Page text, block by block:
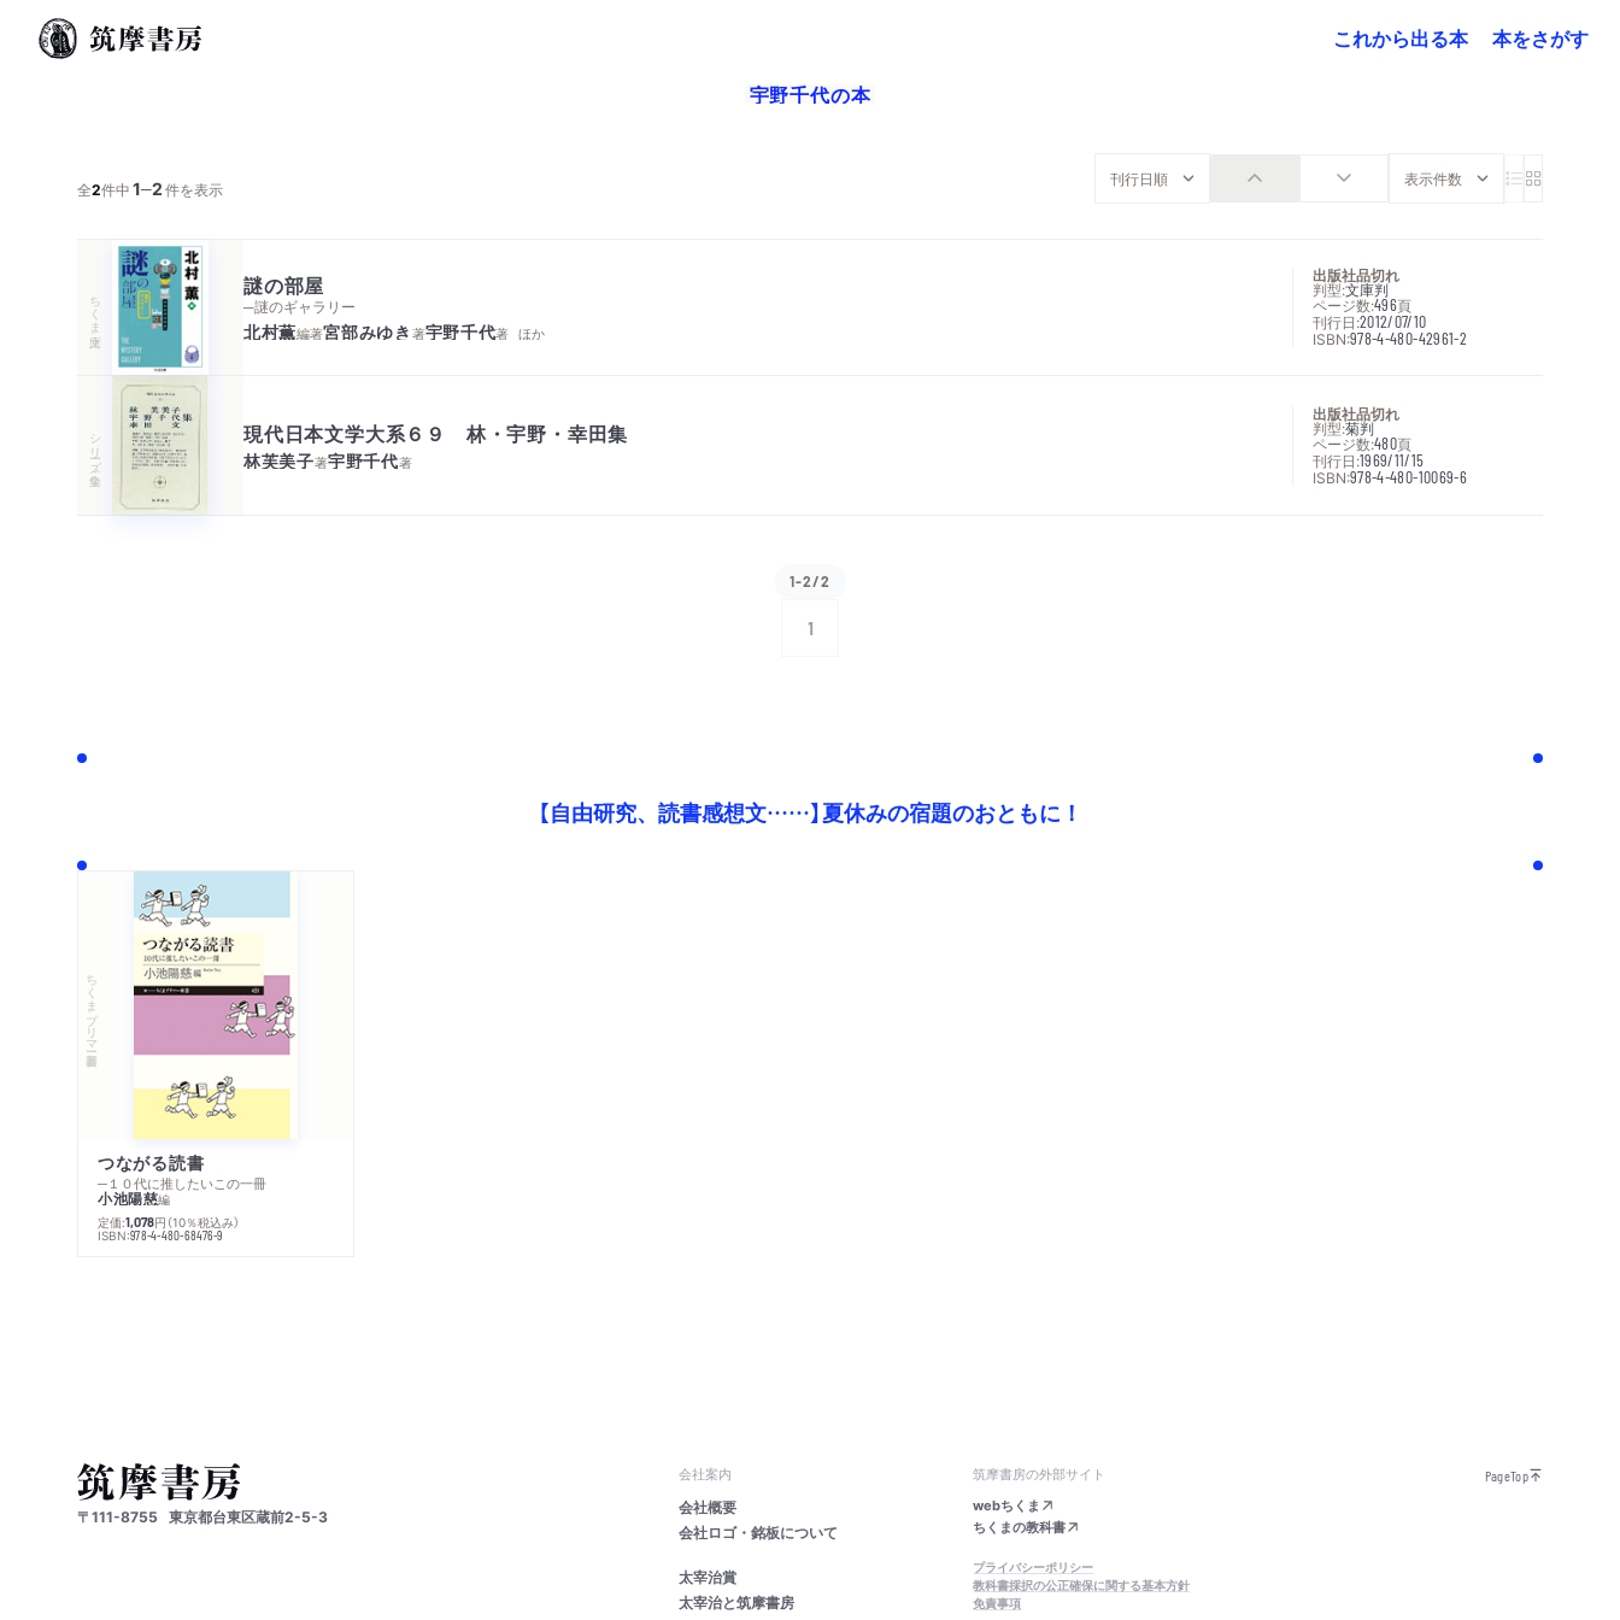
これから出る本
本をさがす
宇野千代の本
全2件中1─2件を表示
ちくま文庫
謎の部屋
─謎のギャラリー
北村薫編著宮部みゆき著宇野千代著 ほか
出版社品切れ
判型:文庫判
ページ数:496頁
刊行日:2012/07/10
ISBN:978-4-480-42961-2
シリーズ・全集 現代日本文学大系６９ 林・宇野・幸田集
林芙美子著宇野千代著
出版社品切れ
判型:菊判
ページ数:480頁
刊行日:1969/11/15
ISBN:978-4-480-10069-6
1-2/2
1
【自由研究、読書感想文……】夏休みの宿題のおともに！
ちくまプリマー新書
つながる読書
─１０代に推したいこの一冊
小池陽慈編
定価:1,078円 （10％税込み）
ISBN:978-4-480-68476-9
〒111-8755 東京都台東区蔵前2-5-3
会社案内
会社概要
会社ロゴ・銘板について
太宰治賞
太宰治と筑摩書房
筑摩書房の外部サイト
webちくま
ちくまの教科書
プライバシーポリシー
教科書採択の公正確保に関する基本方針
免責事項
PageTop